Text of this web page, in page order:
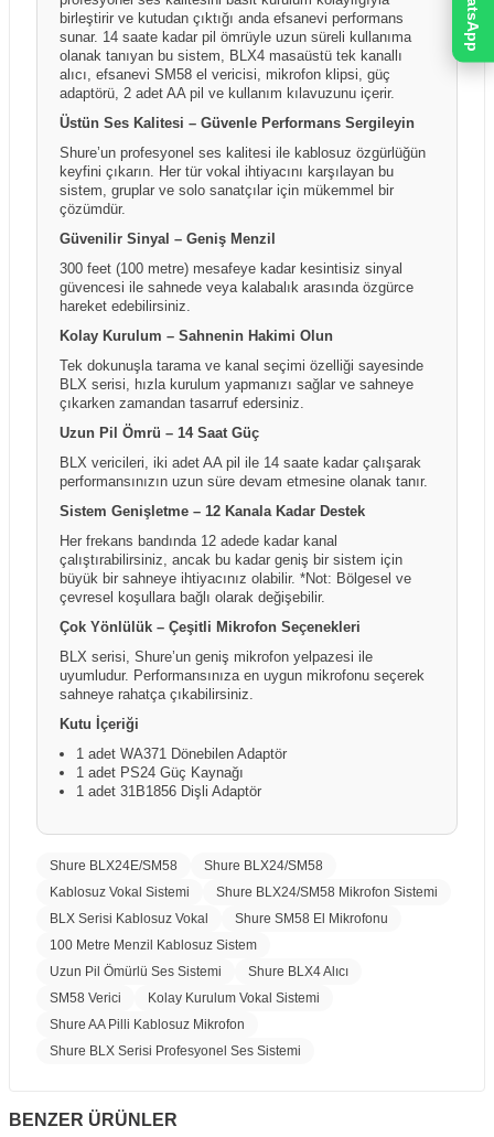
görevlisine "Hasar Tespit Tutanağı" tutturulması yasal
bir zorunluluktur; bu işlem sayesinde taşıma kaynaklı
hasarlarda kargo firması nezdinde tazmin süreci
başlatılabilirken, tutanaksız teslim alınan gönderilerde
hasarın taşıma aşamasında oluştuğu ispatlanamadığı
için sonradan yapılacak bildirimler kabul
edilememektedir.
firmalar ürün özelliklerinde önceden bildirim
yapmaksızın değişiklik yapma hakkını saklı tutabilir.
Kutu içeriği ve ürünle birlikte sunulan aksesuarlar
üretici firma ve dağıtım politikalarına bağlı olarak ülke,
bölge veya parti bazında farklılık gösterebilir. Ürün
sayfalarında yer alan görseller temsilî amaçlı olabilir
ve gerçek ürün, kutu içeriği veya renk tonları
görsellerden farklılık gösterebilir.
birleştirir ve kutudan çıktığı anda efsanevi performans
sunar. 14 saate kadar pil ömrüyle uzun süreli kullanıma
olanak tanıyan bu sistem, BLX4 masaüstü tek kanallı
alıcı, efsanevi SM58 el vericisi, mikrofon klipsi, güç
adaptörü, 2 adet AA pil ve kullanım kılavuzunu içerir.
Üstün Ses Kalitesi – Güvenle Performans Sergileyin
Shure’un profesyonel ses kalitesi ile kablosuz özgürlüğün
keyfini çıkarın. Her tür vokal ihtiyacını karşılayan bu
sistem, gruplar ve solo sanatçılar için mükemmel bir
çözümdür.
Güvenilir Sinyal – Geniş Menzil
300 feet (100 metre) mesafeye kadar kesintisiz sinyal
güvencesi ile sahnede veya kalabalık arasında özgürce
hareket edebilirsiniz.
Kolay Kurulum – Sahnenin Hakimi Olun
Tek dokunuşla tarama ve kanal seçimi özelliği sayesinde
BLX serisi, hızla kurulum yapmanızı sağlar ve sahneye
çıkarken zamandan tasarruf edersiniz.
Uzun Pil Ömrü – 14 Saat Güç
BLX vericileri, iki adet AA pil ile 14 saate kadar çalışarak
performansınızın uzun süre devam etmesine olanak tanır.
Sistem Genişletme – 12 Kanala Kadar Destek
Her frekans bandında 12 adede kadar kanal
çalıştırabilirsiniz, ancak bu kadar geniş bir sistem için
büyük bir sahneye ihtiyacınız olabilir. *Not: Bölgesel ve
çevresel koşullara bağlı olarak değişebilir.
Çok Yönlülük – Çeşitli Mikrofon Seçenekleri
BLX serisi, Shure’un geniş mikrofon yelpazesi ile
uyumludur. Performansınıza en uygun mikrofonu seçerek
sahneye rahatça çıkabilirsiniz.
Kutu İçeriği
1 adet WA371 Dönebilen Adaptör
1 adet PS24 Güç Kaynağı
1 adet 31B1856 Dişli Adaptör
Shure BLX24E/SM58
Shure BLX24/SM58
Kablosuz Vokal Sistemi
Shure BLX24/SM58 Mikrofon Sistemi
BLX Serisi Kablosuz Vokal
Shure SM58 El Mikrofonu
100 Metre Menzil Kablosuz Sistem
Uzun Pil Ömürlü Ses Sistemi
Shure BLX4 Alıcı
SM58 Verici
Kolay Kurulum Vokal Sistemi
Shure AA Pilli Kablosuz Mikrofon
Shure BLX Serisi Profesyonel Ses Sistemi
BENZER ÜRÜNLER